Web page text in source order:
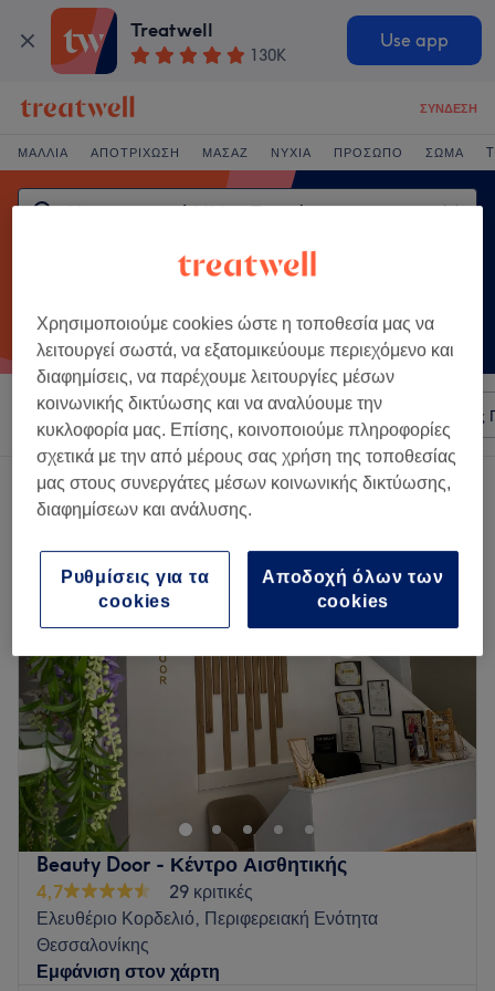
Treatwell
130K
Use app
ΣΎΝΔΕΣΗ
ΜΑΛΛΙΆ ΑΠΟΤΡΊΧΩΣΗ ΜΑΣΆΖ ΝΎΧΙΑ ΠΡΌΣΩΠΟ ΣΏΜΑ
Ταξινόμηση κατά Οποιαδήποτε τιμή Σαλόνια
Ένα κατάστημα που προσφέρει:
μη χειρουργικό lifting προσώπου σε Ελευθέριο Κορδελιό, Περιφερειακή
Ενότητα Θεσσαλονίκης
Beauty Door - Κέντρο Αισθητικής
4,7
29 κριτικές
Ελευθέριο Κορδελιό, Περιφερειακή Ενότητα
Θεσσαλονίκης
Εμφάνιση στον χάρτη
Χρησιμοποιούμε cookies ώστε η τοποθεσία μας να
λειτουργεί σωστά, να εξατομικεύουμε περιεχόμενο και
διαφημίσεις, να παρέχουμε λειτουργίες μέσων
κοινωνικής δικτύωσης και να αναλύουμε την
κυκλοφορία μας. Επίσης, κοινοποιούμε πληροφορίες
σχετικά με την από μέρους σας χρήση της τοποθεσίας
μας στους συνεργάτες μέσων κοινωνικής δικτύωσης,
διαφημίσεων και ανάλυσης.
Αποδοχή όλων των
cookies
Ρυθμίσεις για τα
cookies